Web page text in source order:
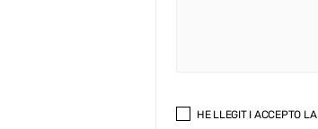
HE LLEGIT I ACCEPTO LA